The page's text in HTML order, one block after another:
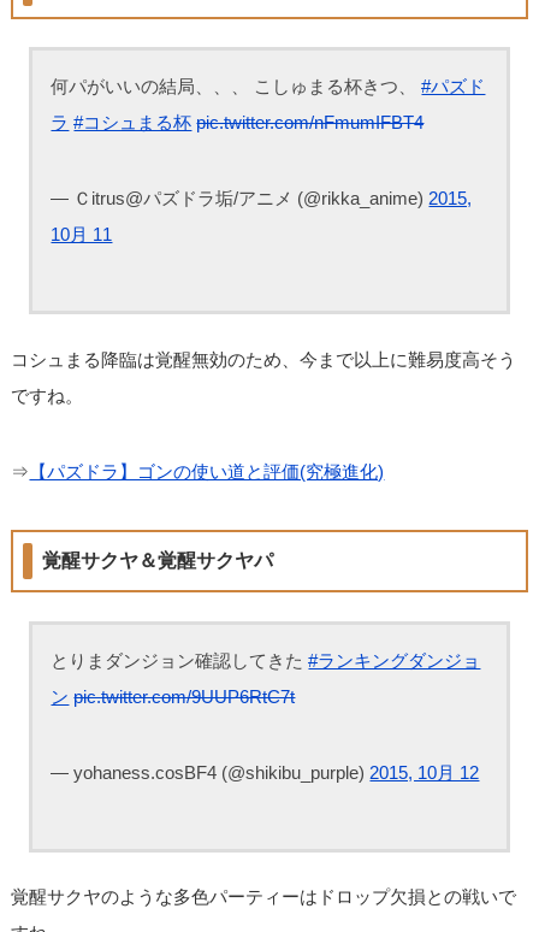
何パがいいの結局、、、 こしゅまる杯きつ、#パズド
ラ #コシュまる杯 pic.twitter.com/nFmumIFBT4
— Ｃitrus@パズドラ垢/アニメ (@rikka_anime) 2015,
10月 11
コシュまる降臨は覚醒無効のため、今まで以上に難易度高そう
ですね。
⇒ 【パズドラ】ゴンの使い道と評価(究極進化)
覚醒サクヤ＆覚醒サクヤパ
とりまダンジョン確認してきた#ランキングダンジョ
ン pic.twitter.com/9UUP6RtC7t
— yohaness.cosBF4 (@shikibu_purple) 2015, 10月 12
覚醒サクヤのような多色パーティーはドロップ欠損との戦いで